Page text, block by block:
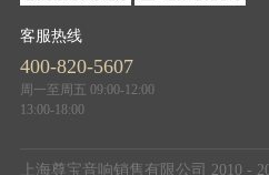
客服热线
400-820-5607
周一至周五 09:00-12:00
13:00-18:00
上海尊宝音响销售有限公司 2010 -